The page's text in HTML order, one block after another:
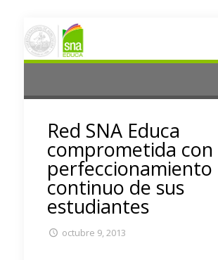
Red SNA Educa
comprometida con
perfeccionamiento
continuo de sus
estudiantes
octubre 9, 2013